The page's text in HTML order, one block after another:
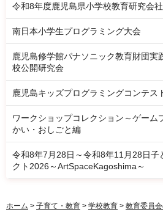
令和8年度鹿児島県小学校教育研究会
南日本小学生プログラミング大会
鹿児島修学館パナソニック教育財団実
校公開研究会
鹿児島キッズプログラミングコンテス
ワークショップコレクション～ゲーム
かい・おしごと編
令和8年7月28日～令和8年11月28日子
クト2026～ArtSpaceKagoshima～
ホーム > 子育て・教育 > 学校教育 > 教育委員